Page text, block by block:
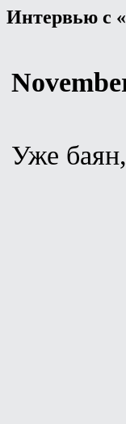
Интервью с
Уже